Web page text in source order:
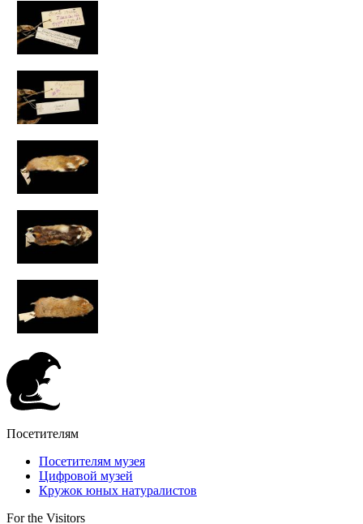
Посетителям
Посетителям музея
Цифровой музей
Кружок юных натуралистов
For the Visitors